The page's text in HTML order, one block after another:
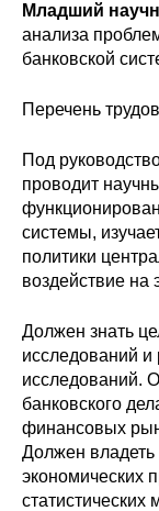
Публикации
Издания
О
Младший
анализа
банковской
Перечень
Под
проводит
системы,
политики
воздействие на
Должен знать
исследований и
исследований.
банковского
финансовых
Должен
экономических